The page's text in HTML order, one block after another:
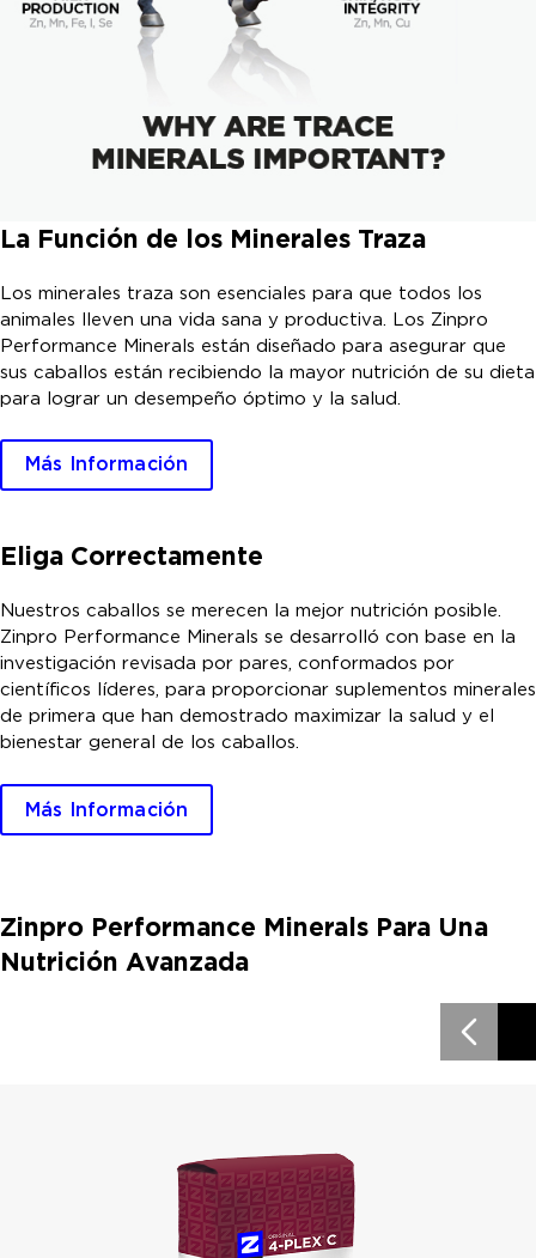
La Función de los Minerales Traza
Los minerales traza son esenciales para que todos los
animales lleven una vida sana y productiva. Los Zinpro
Performance Minerals están diseñado para asegurar que
sus caballos están recibiendo la mayor nutrición de su dieta
para lograr un desempeño óptimo y la salud.
Más Información
Eliga Correctamente
Nuestros caballos se merecen la mejor nutrición posible.
Zinpro Performance Minerals se desarrolló con base en la
investigación revisada por pares, conformados por
científicos líderes, para proporcionar suplementos minerales
de primera que han demostrado maximizar la salud y el
bienestar general de los caballos.
Más Información
Zinpro Performance Minerals Para Una
Nutrición Avanzada